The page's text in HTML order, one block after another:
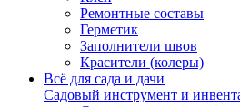
Ремонтные составы
Герметик
Заполнители швов
Красители (колеры)
Всё для сада и дачи
Садовый инструмент и